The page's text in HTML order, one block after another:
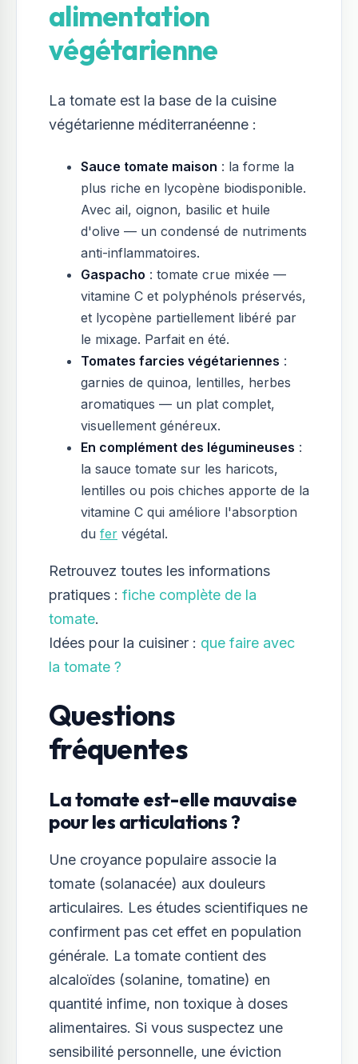
alimentation
végétarienne
La tomate est la base de la cuisine
végétarienne méditerranéenne :
Sauce tomate maison : la forme la
plus riche en lycopène biodisponible.
Avec ail, oignon, basilic et huile
d'olive — un condensé de nutriments
anti-inflammatoires.
Gaspacho : tomate crue mixée —
vitamine C et polyphénols préservés,
et lycopène partiellement libéré par
le mixage. Parfait en été.
Tomates farcies végétariennes :
garnies de quinoa, lentilles, herbes
aromatiques — un plat complet,
visuellement généreux.
En complément des légumineuses :
la sauce tomate sur les haricots,
lentilles ou pois chiches apporte de la
vitamine C qui améliore l'absorption
du fer végétal.
Retrouvez toutes les informations
pratiques : fiche complète de la
tomate.
Idées pour la cuisiner : que faire avec
la tomate ?
Questions
fréquentes
La tomate est-elle mauvaise
pour les articulations ?
Une croyance populaire associe la
tomate (solanacée) aux douleurs
articulaires. Les études scientifiques ne
confirment pas cet effet en population
générale. La tomate contient des
alcaloïdes (solanine, tomatine) en
quantité infime, non toxique à doses
alimentaires. Si vous suspectez une
sensibilité personnelle, une éviction